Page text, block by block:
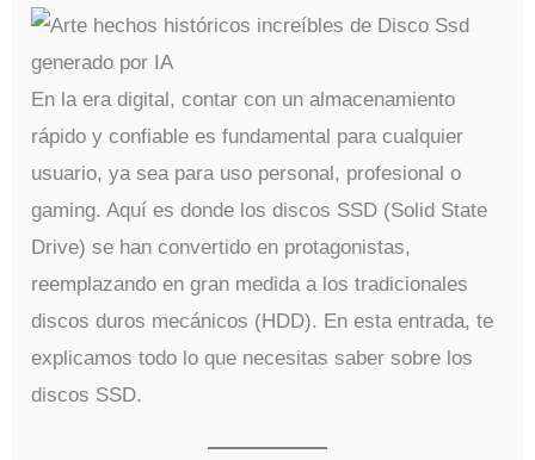
En la era digital, contar con un almacenamiento
rápido y confiable es fundamental para cualquier
usuario, ya sea para uso personal, profesional o
gaming. Aquí es donde los discos SSD (Solid State
Drive) se han convertido en protagonistas,
reemplazando en gran medida a los tradicionales
discos duros mecánicos (HDD). En esta entrada, te
explicamos todo lo que necesitas saber sobre los
discos SSD.